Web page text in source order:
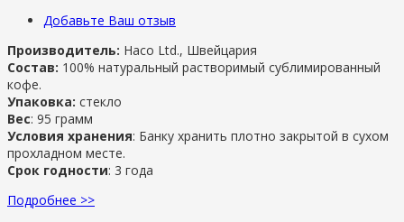
Добавьте Ваш отзыв
Производитель: Haco Ltd., Швейцария
Состав: 100% натуральный растворимый сублимированный
кофе.
Упаковка: стекло
Вес: 95 грамм
Условия хранения: Банку хранить плотно закрытой в сухом
прохладном месте.
Срок годности: 3 года
Подробнее >>